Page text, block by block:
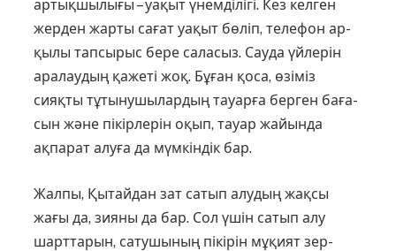
артықшылығы – уақыт үнем­ділігі. Кез келген
жерден жарты сағат уақыт бөліп, телефон ар­
қы­лы тапсырыс бере саласыз. Сау­да үй­лерін
аралаудың қажеті жоқ. Бұған қоса, өзіміз
сияқты тұты­ну­шылардың тауарға берген баға­
сын және пікірлерін оқып, тауар жайын­да
ақпарат алуға да мүмкін­дік бар.
Жалпы, Қытайдан зат сатып алу­­дың жақсы
жағы да, зияны да бар. Сол үшін сатып алу
шарттарын, сатушының пікірін мұқият зер­­